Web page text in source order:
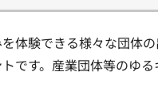
体験できる様々な団体
です。産業団体等のゆ